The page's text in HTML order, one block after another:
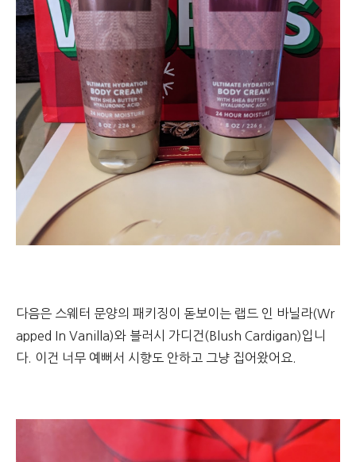
다음은 스웨터 문양의 패키징이 돋보이는 랩드 인 바닐라(Wr
apped In Vanilla)와 블러시 가디건(Blush Cardigan)입니
다. 이건 너무 예뻐서 시향도 안하고 그냥 집어왔어요.